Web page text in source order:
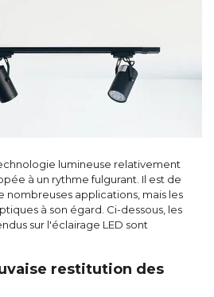
lumineuse relativement
à un rythme fulgurant. Il est de
nombreuses applications, mais les
à son égard. Ci-dessous, les
sur l'éclairage LED sont
restitution des